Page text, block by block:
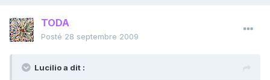
TODA
Posté 28 septembre 2009
Lucilio a dit :